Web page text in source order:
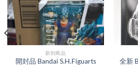
新到商品​
開封品 Bandai S.H.Figuarts
全新